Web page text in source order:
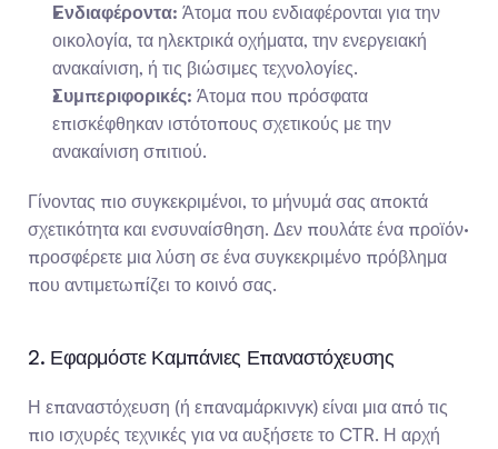
Ενδιαφέροντα: Άτομα που ενδιαφέρονται για την
οικολογία, τα ηλεκτρικά οχήματα, την ενεργειακή
ανακαίνιση, ή τις βιώσιμες τεχνολογίες.
Συμπεριφορικές: Άτομα που πρόσφατα
επισκέφθηκαν ιστότοπους σχετικούς με την
ανακαίνιση σπιτιού.
Γίνοντας πιο συγκεκριμένοι, το μήνυμά σας αποκτά
σχετικότητα και ενσυναίσθηση. Δεν πουλάτε ένα προϊόν·
προσφέρετε μια λύση σε ένα συγκεκριμένο πρόβλημα
που αντιμετωπίζει το κοινό σας.
2. Εφαρμόστε Καμπάνιες Επαναστόχευσης
Η επαναστόχευση (ή επαναμάρκινγκ) είναι μια από τις
πιο ισχυρές τεχνικές για να αυξήσετε το CTR. Η αρχή